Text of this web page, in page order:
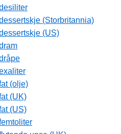
(Storbritannia)
(US)
(olje)
(UK)
(US)